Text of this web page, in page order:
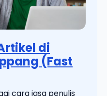
di
(Fast
cara jasa penulis